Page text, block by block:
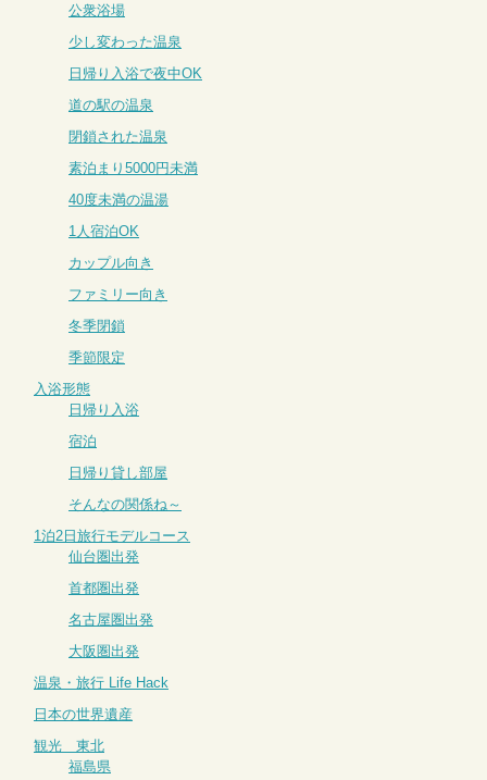
公衆浴場
少し変わった温泉
日帰り入浴で夜中OK
道の駅の温泉
閉鎖された温泉
素泊まり5000円未満
40度未満の温湯
1人宿泊OK
カップル向き
ファミリー向き
冬季閉鎖
季節限定
入浴形態
日帰り入浴
宿泊
日帰り貸し部屋
そんなの関係ね～
1泊2日旅行モデルコース
仙台圏出発
首都圏出発
名古屋圏出発
大阪圏出発
温泉・旅行 Life Hack
日本の世界遺産
観光 東北
福島県